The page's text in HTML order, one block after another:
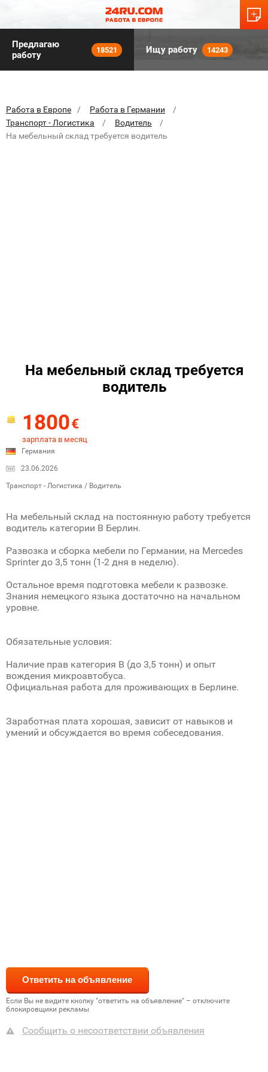
Предлагаю
работу
18521 Ищу работу 14243
Работа в Европе
Работа в Германии
Транспорт - Логистика
Водитель
На мебельный склад требуется водитель
На мебельный склад требуется
водитель
1800€
зарплата в месяц
Германия
23.06.2026
Транспорт - Логистика / Водитель
На мебельный склад на постоянную работу требуется
водитель категории B Берлин.
Развозка и сборка мебели по Германии, на Mercedes
Sprinter до 3,5 тонн (1-2 дня в неделю).
Остальное время подготовка мебели к развозке.
Знания немецкого языка достаточно на начальном
уровне.
Обязательные условия:
Наличие прав категория В (до 3,5 тонн) и опыт
вождения микроавтобуса.
Официальная работа для проживающих в Берлине.
Заработная плата хорошая, зависит от навыков и
умений и обсуждается во время собеседования.
Если Вы не видите кнопку "ответить на объявление" – отключите
блокировщики рекламы
Сообщить о несоответствии объявления